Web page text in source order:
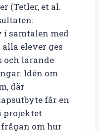
(Tetler, et al.
i samtalen med
elever ges
lärande
Idén om
där
får en
projektet
om hur